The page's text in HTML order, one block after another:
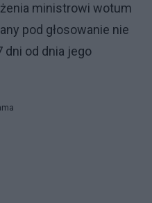
ministrowi wotum
pod głosowanie nie
dni od dnia jego